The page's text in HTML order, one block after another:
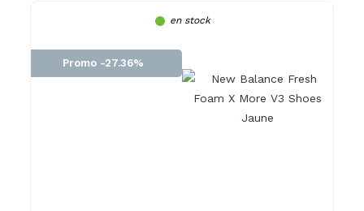
en stock
Promo -27.36%